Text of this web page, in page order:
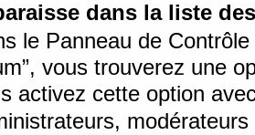
dans la liste
le Panneau de
vous trouverez une
activez cette option